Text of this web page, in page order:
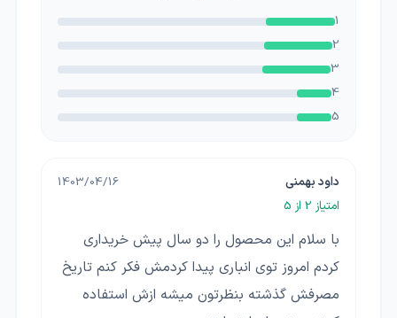
1
2
3
4
5
داود بهمنی
1403/04/16
امتیاز 2 از 5
با سلام این محصول را دو سال پیش خریداری
کردم امروز توی انباری پیدا کردمش فکر کنم تاریخ
مصرفش گذشته بنظرتون میشه ازش استفاده